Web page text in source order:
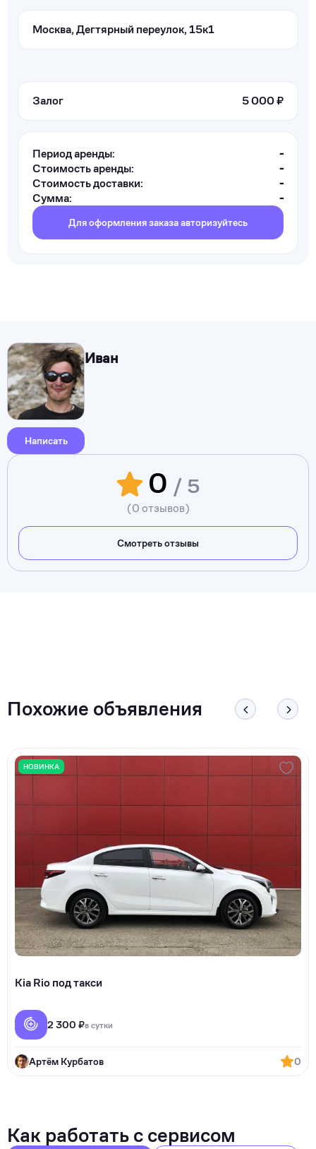
Москва, Дегтярный переулок, 15к1
Залог 5 000 ₽
Период аренды:
-
Стоимость аренды:
-
Стоимость доставки:
-
Сумма:
-
Для оформления заказа авторизуйтесь
Написать
Иван
0 / 5
(0 отзывов)
Смотреть отзывы
Похожие объявления
НОВИНКА
Kia Rio под такси
2 300 ₽в сутки
Артём Курбатов 0
Как работать с сервисом